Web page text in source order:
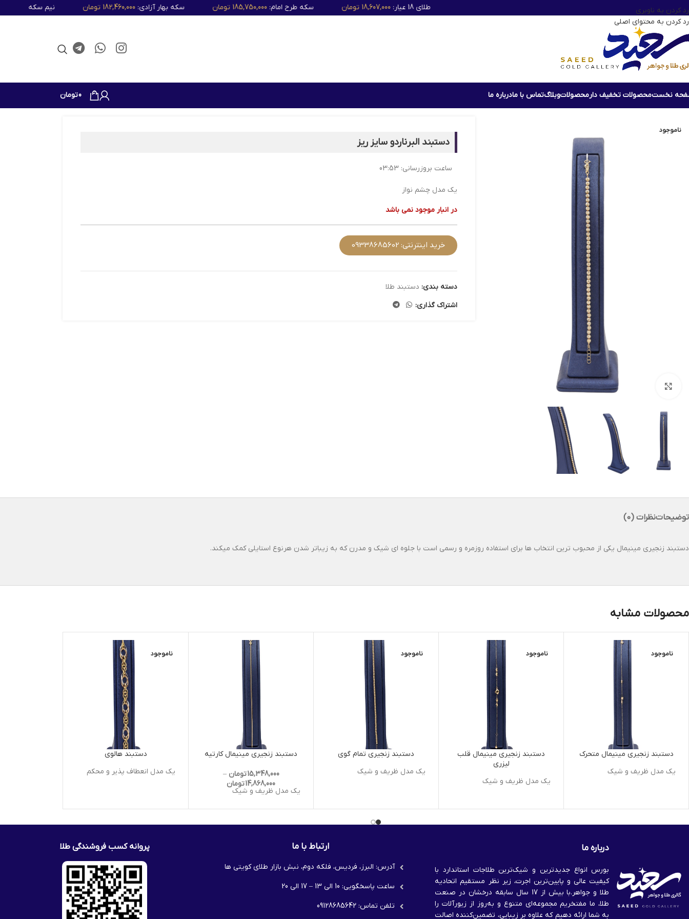
رد کردن به ناوبری
رد کردن به محتوای اصلی
طلای 18 عیار: 18,607,000 تومان سکه طرح امام:185,750,000 تومان سکه بهار آزادی:182,460,000 تومان نیم سکه:94,950,000 تومان
نخستمحصولات تخفیف دارمحصولاتوبلاگتماس با مادرباره ما 0
0تومان خانه دستبند طلا دستبند البرناردو سایز ریز
ناموجود
بزرگنمایی تصویر
دستبند البرناردو سایز ریز
ساعت بروزرسانی:03:53
یک مدل چشم نواز
در انبار موجود نمی باشد
خرید اینترنتی: 09338685602
دسته بندی: دستبند طلا
اشتراک گذاری:
توضیحاتنظرات (0)
دستبند زنجیری مینیمال یکی از محبوب ترین انتخاب ها برای استفاده روزمره و رسمی است با جلوه ای شیک و مدرن که به زیباتر شدن هرنوع استایلی کمک میکند.
محصولات مشابه
ناموجود
دستبند زنجیری مینیمال متحرک
یک مدل ظریف و شیک
ناموجود
دستبند زنجیری مینیمال قلب
لیزری
یک مدل ظریف و شیک
ناموجود
دستبند زنجیری تمام گوی
یک مدل ظریف و شیک
دستبند زنجیری مینیمال کارتیه
15,348,000تومان –
14,868,000تومان
یک مدل ظریف و شیک
ناموجود
دستبند هالوی
یک مدل انعطاف پذیر و محکم
درباره ما
بورس انواع جدیدترین و شیک‌ترین طلاجات استاندارد با
کیفیت عالی و پایین‌ترین اجرت، زیر نظر مستقیم اتحادیه
طلا و جواهر.با بیش از 17 سال سابقه درخشان در صنعت
طلا، ما مفتخریم مجموعه‌ای متنوع و به‌روز از زیورآلات را
به شما ارائه دهیم که علاوه بر زیبایی، تضمین‌کننده اصالت
ارتباط با ما
آدرس: البرز، فردیس، فلکه دوم، نبش بازار طلای کویتی ها
ساعت پاسخگویی: 10 الی 13 – 17 الی 20
تلفن تماس: 09128685642
پروانه کسب فروشندگی طلا